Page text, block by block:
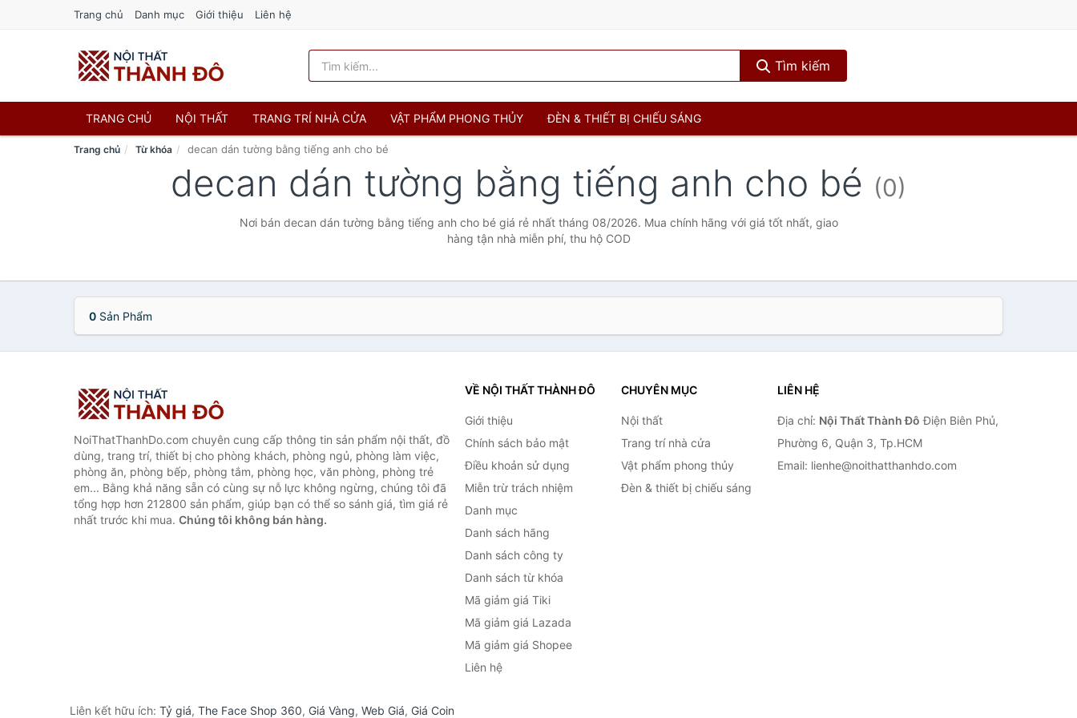
Trang chủ Danh mục Giới thiệu Liên hệ
Tìm kiếm
TRANG CHỦ NỘI THẤT TRANG TRÍ NHÀ CỬA VẬT PHẨM PHONG THỦY ĐÈN & THIẾT BỊ CHIẾU SÁNG
Trang chủ Từ khóa decan dán tường bằng tiếng anh cho bé
decan dán tường bằng tiếng anh cho bé (0)
Nơi bán decan dán tường bằng tiếng anh cho bé giá rẻ nhất tháng 08/2026. Mua chính hãng với giá tốt nhất, giao
hàng tận nhà miễn phí, thu hộ COD
0 Sản Phẩm
NoiThatThanhDo.com chuyên cung cấp thông tin sản phẩm nội thất, đồ
dùng, trang trí, thiết bị cho phòng khách, phòng ngủ, phòng làm việc,
phòng ăn, phòng bếp, phòng tắm, phòng học, văn phòng, phòng trẻ
em... Bằng khả năng sẵn có cùng sự nỗ lực không ngừng, chúng tôi đã
tổng hợp hơn 212800 sản phẩm, giúp bạn có thể so sánh giá, tìm giá rẻ
nhất trước khi mua. Chúng tôi không bán hàng.
VỀ NỘI THẤT THÀNH ĐÔ
Giới thiệu
Chính sách bảo mật
Điều khoản sử dụng
Miễn trừ trách nhiệm
Danh mục
Danh sách hãng
Danh sách công ty
Danh sách từ khóa
Mã giảm giá Tiki
Mã giảm giá Lazada
Mã giảm giá Shopee
Liên hệ
CHUYÊN MỤC
Nội thất
Trang trí nhà cửa
Vật phẩm phong thủy
Đèn & thiết bị chiếu sáng
LIÊN HỆ
Địa chỉ: Nội Thất Thành Đô Điện Biên Phủ,
Phường 6, Quận 3, Tp.HCM
Email: lienhe@noithatthanhdo.com
Liên kết hữu ích: Tỷ giá, The Face Shop 360, Giá Vàng, Web Giá, Giá Coin